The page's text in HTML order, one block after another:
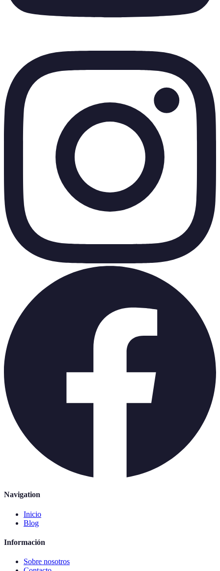
Navigation
Inicio
Blog
Información
Sobre nosotros